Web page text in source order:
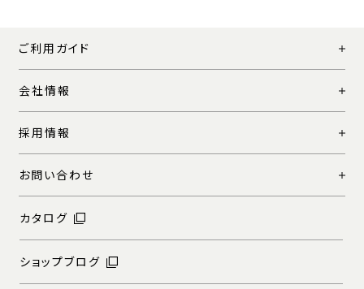
ご利用ガイド
会社情報
採用情報
お問い合わせ
カタログ
ショップブログ